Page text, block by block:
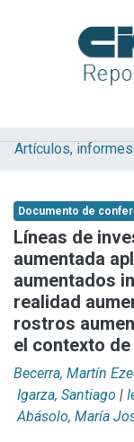
Explorar
Aportar material
Statistics
Documento de
Líneas de
aumentada
aumentados
realidad
rostros
el contexto
Becerra, Martín
Igarza, Santiago |
Abásolo, María